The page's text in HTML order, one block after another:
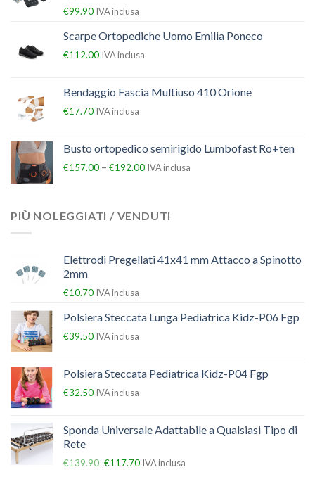
€99.90 IVA inclusa
Scarpe Ortopediche Uomo Emilia Poneco
€112.00 IVA inclusa
Bendaggio Fascia Multiuso 410 Orione
€17.70 IVA inclusa
Busto ortopedico semirigido Lumbofast Ro+ten
€157.00 – €192.00 IVA inclusa
PIÙ NOLEGGIATI / VENDUTI
Elettrodi Pregellati 41x41 mm Attacco a Spinotto
2mm
€10.70 IVA inclusa
Polsiera Steccata Lunga Pediatrica Kidz-P06 Fgp
€39.50 IVA inclusa
Polsiera Steccata Pediatrica Kidz-P04 Fgp
€32.50 IVA inclusa
Sponda Universale Adattabile a Qualsiasi Tipo di
Rete
€139.90 €117.70 IVA inclusa